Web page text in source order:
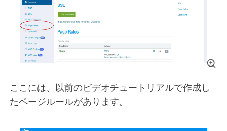
ここには、以前のビデオチュートリアルで作成し
たページルールがあります。